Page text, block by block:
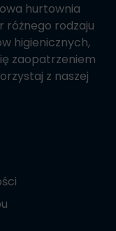
hurtownia
różnego rodzaju
higienicznych,
zaopatrzeniem
z naszej